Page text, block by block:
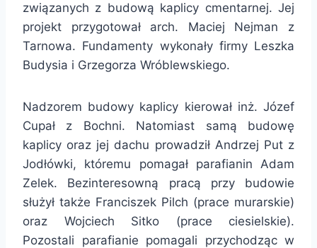
związanych z budową kaplicy cmentarnej. Jej
projekt przygotował arch. Maciej Nejman z
Tarnowa. Fundamenty wykonały firmy Leszka
Budysia i Grzegorza Wróblewskiego.
Nadzorem budowy kaplicy kierował inż. Józef
Cupał z Bochni. Natomiast samą budowę
kaplicy oraz jej dachu prowadził Andrzej Put z
Jodłówki, któremu pomagał parafianin Adam
Zelek. Bezinteresowną pracą przy budowie
służył także Franciszek Pilch (prace murarskie)
oraz Wojciech Sitko (prace ciesielskie).
Pozostali parafianie pomagali przychodząc w